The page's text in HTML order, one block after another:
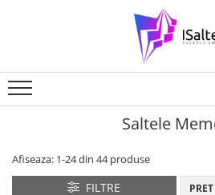
Saltele
Afiseaza: 1-24din 44 produse
FILTRE